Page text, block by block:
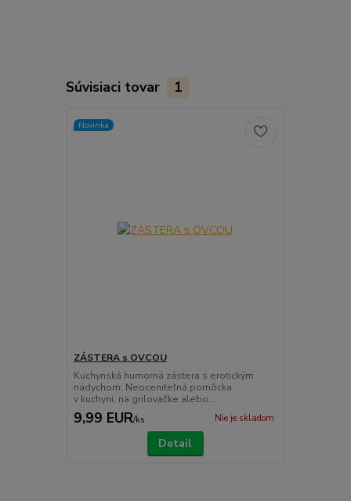
Súvisiaci tovar 1
Novinka
ZÁSTERA s OVCOU
Kuchynská humorná zástera s erotickým
nádychom. Neoceniteľná pomôcka
v kuchyni, na grilovačke alebo...
9,99 EUR/ks Nie je skladom
Detail